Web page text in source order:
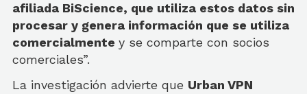
afiliada BiScience, que utiliza estos datos sin
procesar y genera información que se utiliza
comercialmente y se comparte con socios
comerciales”.
La investigación advierte que Urban VPN